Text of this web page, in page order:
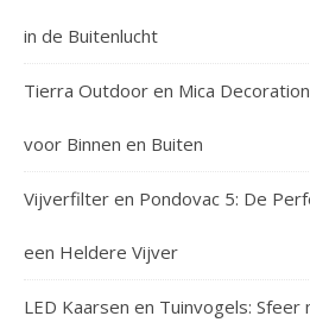
in de Buitenlucht
Tierra Outdoor en Mica
voor Binnen en Buiten
Vijverfilter en Pondovac 5: De
een Heldere Vijver
LED Kaarsen en Tuinvogels: